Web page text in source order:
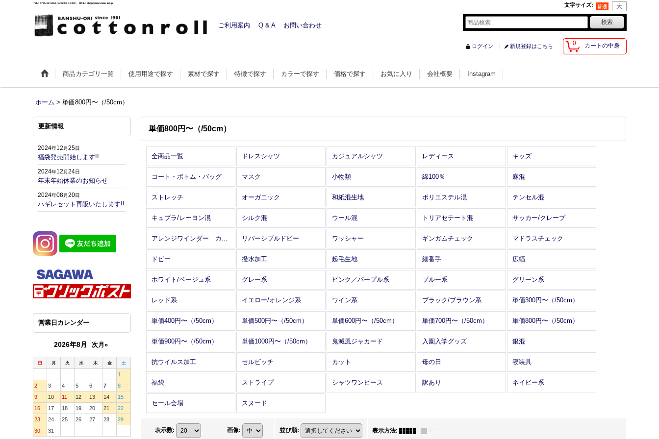
TEL : 0795-22-5555 ( am9:00-17:00 ) MAIL : shop@maruman-inc.jp 文字サイズ:
ご利用案内 Q & A お問い合わせ
0 カートの中身
ログイン 新規登録はこちら
商品カテゴリ一覧 使用用途で探す 素材で探す 特徴で探す カラーで探す 価格で探す お気に入り 会社概要 Instagram
ホーム > 単価800円〜（/50cm）
更新情報
2024年12 月25日
福袋発売開始します!!
2024年12 月24日
年末年始休業のお知らせ
2024年08月20日
ハギレセット再販いたします!!
営業日カレンダー
2026年8月 次月»
日 月 火 水 木 金 土
1
2
3 4 5 6 7
8
9
10 11 12 13 14
15
16
17 18 19 20 21
22
23
24 25 26 27 28
29
30
31
単価800円〜（/50cm）
全商品一覧 ドレスシャツ カジュアルシャツ レディース キッズ
コート・ボトム・バッグ マスク 小物類 綿100％ 麻混
ストレッチ オーガニック 和紙混生地 ポリエステル混 テンセル混
キュプラ/レーヨン混 シルク混 ウール混 トリアセテート混 サッカー/クレープ
アレンジワインダー カットジャカード リバーシブルドビー ワッシャー ギンガムチェック マドラスチェック
ドビー 撥水加工 起毛生地 細番手 広幅
ホワイト/ベージュ系 グレー系 ピンク／パープル系 ブルー系 グリーン系
レッド系 イエロー/オレンジ系 ワイン系 ブラック/ブラウン系 単価300円〜（/50cm）
単価400円〜（/50cm） 単価500円〜（/50cm） 単価600円〜（/50cm） 単価700円〜（/50cm） 単価800円〜（/50cm）
単価900円〜（/50cm） 単価1000円〜（/50cm） 鬼滅風ジャカード 入園入学グッズ 銀混
抗ウイルス加工 セルビッチ カット 母の日 寝装具
福袋 ストライプ シャツワンピース 訳あり ネイビー系
セール会場 スヌード
表示数: 画像: 並び順: 表示方法: